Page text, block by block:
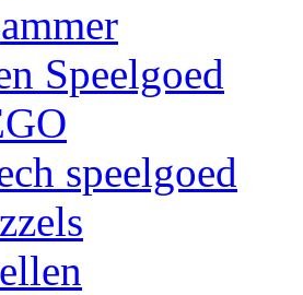
Speelgoed
speelgoed